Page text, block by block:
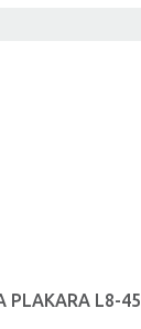
PLAKARA L8-45